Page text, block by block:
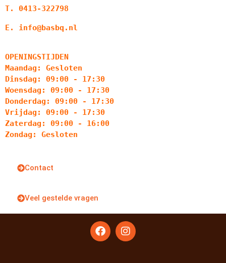
T. 0413-322798
E. info@basbq.nl
OPENINGSTIJDEN
Maandag: Gesloten
Dinsdag: 09:00 - 17:30
Woensdag: 09:00 - 17:30
Donderdag: 09:00 - 17:30
Vrijdag: 09:00 - 17:30
Zaterdag: 09:00 - 16:00
Zondag: Gesloten
Contact
Veel gestelde vragen